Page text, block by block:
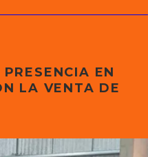
EN
LA VENTA DE